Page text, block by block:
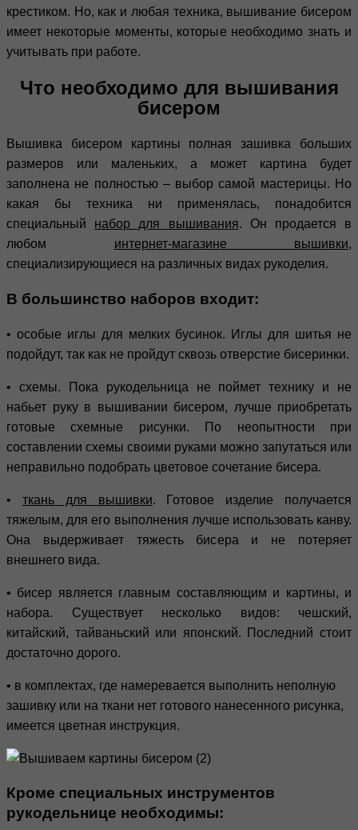
крестиком. Но, как и любая техника, вышивание бисером
имеет некоторые моменты, которые необходимо знать и
учитывать при работе.
Что необходимо для вышивания
бисером
Вышивка бисером картины полная зашивка больших
размеров или маленьких, а может картина будет
заполнена не полностью – выбор самой мастерицы. Но
какая бы техника ни применялась, понадобится
специальный набор для вышивания. Он продается в
любом интернет-магазине вышивки,
специализирующиеся на различных видах рукоделия.
В большинство наборов входит:
• особые иглы для мелких бусинок. Иглы для шитья не
подойдут, так как не пройдут сквозь отверстие бисеринки.
• схемы. Пока рукодельница не поймет технику и не
набьет руку в вышивании бисером, лучше приобретать
готовые схемные рисунки. По неопытности при
составлении схемы своими руками можно запутаться или
неправильно подобрать цветовое сочетание бисера.
• ткань для вышивки. Готовое изделие получается
тяжелым, для его выполнения лучше использовать канву.
Она выдерживает тяжесть бисера и не потеряет
внешнего вида.
• бисер является главным составляющим и картины, и
набора. Существует несколько видов: чешский,
китайский, тайваньский или японский. Последний стоит
достаточно дорого.
• в комплектах, где намеревается выполнить неполную
зашивку или на ткани нет готового нанесенного рисунка,
имеется цветная инструкция.
Кроме специальных инструментов
рукодельнице необходимы: